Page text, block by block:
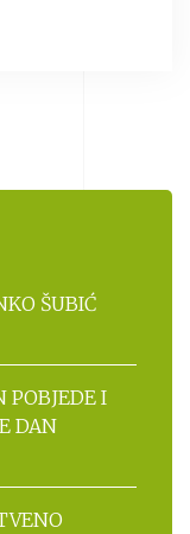
ŠUBIĆ
POBJEDE I
DAN